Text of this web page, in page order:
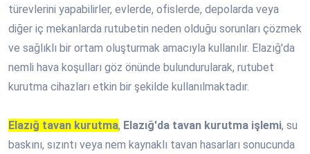
türevlerini yapabilirler, evlerde, ofislerde, depolarda veya
diğer iç mekanlarda rutubetin neden olduğu sorunları çözmek
ve sağlıklı bir ortam oluşturmak amacıyla kullanılır. Elazığ'da
nemli hava koşulları göz önünde bulundurularak, rutubet
kurutma cihazları etkin bir şekilde kullanılmaktadır.
Elazığ tavan kurutma, Elazığ'da tavan kurutma işlemi, su
baskını, sızıntı veya nem kaynaklı tavan hasarları sonucunda